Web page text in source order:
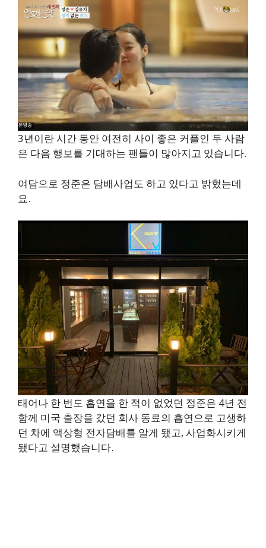
3년이란 시간 동안 여전히 사이 좋은 커플인 두 사람
은 다음 행보를 기대하는 팬들이 많아지고 있습니다.
여담으로 정준은 담배사업도 하고 있다고 밝혔는데
요.
태어나 한 번도 흡연을 한 적이 없었던 정준은 4년 전
함께 미국 출장을 갔던 회사 동료의 흡연으로 고생하
던 차에 액상형 전자담배를 알게 됐고, 사업화시키게
됐다고 설명했습니다.